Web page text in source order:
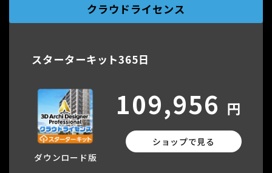
クラウドライセンス
ダウンロード版
スターターキット365日
109,956 円
ショップで見る